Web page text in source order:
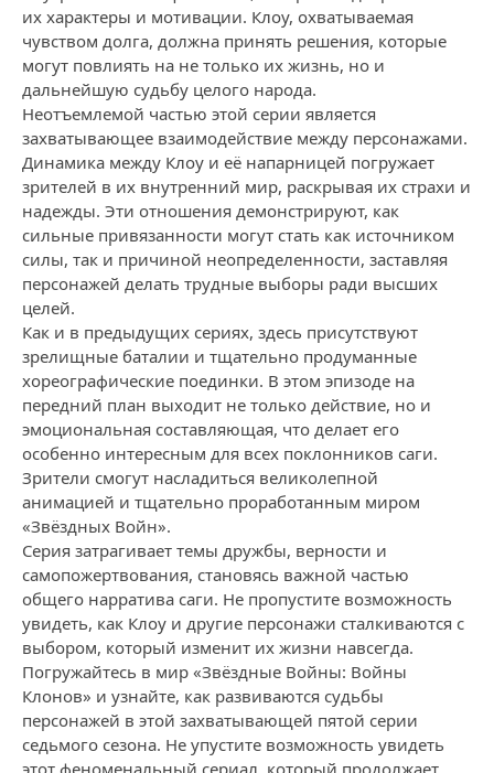
их характеры и мотивации. Клоу, охватываемая
чувством долга, должна принять решения, которые
могут повлиять на не только их жизнь, но и
дальнейшую судьбу целого народа.
Неотъемлемой частью этой серии является
захватывающее взаимодействие между персонажами.
Динамика между Клоу и её напарницей погружает
зрителей в их внутренний мир, раскрывая их страхи и
надежды. Эти отношения демонстрируют, как
сильные привязанности могут стать как источником
силы, так и причиной неопределенности, заставляя
персонажей делать трудные выборы ради высших
целей.
Как и в предыдущих сериях, здесь присутствуют
зрелищные баталии и тщательно продуманные
хореографические поединки. В этом эпизоде на
передний план выходит не только действие, но и
эмоциональная составляющая, что делает его
особенно интересным для всех поклонников саги.
Зрители смогут насладиться великолепной
анимацией и тщательно проработанным миром
«Звёздных Войн».
Серия затрагивает темы дружбы, верности и
самопожертвования, становясь важной частью
общего нарратива саги. Не пропустите возможность
увидеть, как Клоу и другие персонажи сталкиваются с
выбором, который изменит их жизни навсегда.
Погружайтесь в мир «Звёздные Войны: Войны
Клонов» и узнайте, как развиваются судьбы
персонажей в этой захватывающей пятой серии
седьмого сезона. Не упустите возможность увидеть
этот феноменальный сериал, который продолжает